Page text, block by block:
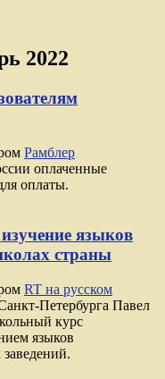
2022
Рамблер
оплаченные
оплаты.
языков
страны
RT на русском
Петербурга Павел
курс
языков